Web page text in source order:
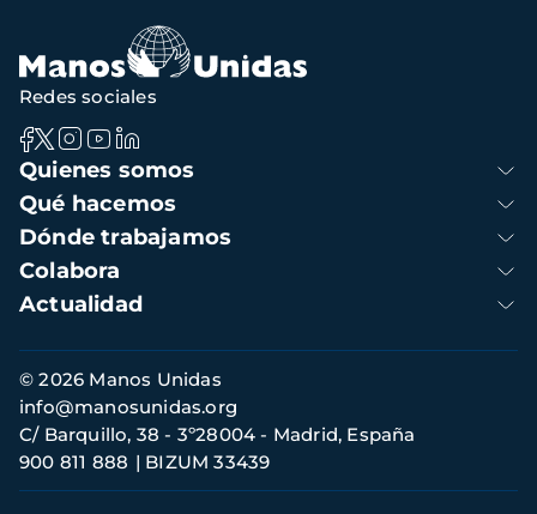
Navegación
principal
Quienes somos
Qué hacemos
Dónde trabajamos
Colabora
Actualidad
Redes sociales
Información
de
contacto
© 2026 Manos Unidas
C/ Barquillo, 38 - 3º28004 - Madrid, España
900 811 888
BIZUM 33439
info@manosunidas.org